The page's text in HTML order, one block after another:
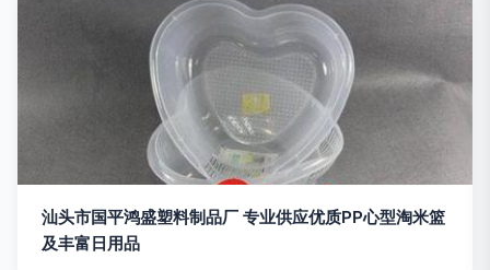
汕头市国平鸿盛塑料制品厂 专业供应优质PP心型淘米篮
及丰富日用品